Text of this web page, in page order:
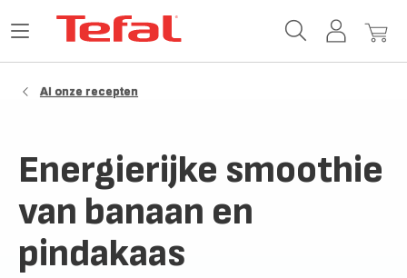
MijnMijn
Open
Al onze recepten
Energierijke smoothie
van banaan en
pindakaas